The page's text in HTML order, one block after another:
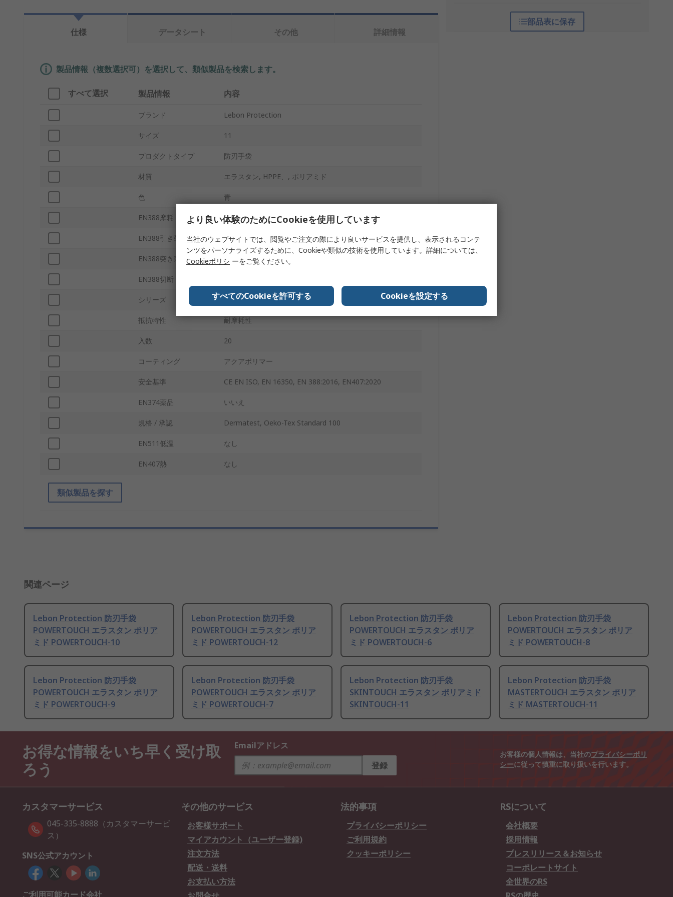
部品表に保存
仕様
データシート その他 詳細情報
製品情報（複数選択可）を選択して、類似製品を検索します。
すべて選択 製品情報 内容
ブランド Lebon Protection
サイズ 11
プロダクトタイプ 防刃手袋
材質 エラスタン, HPPE、, ポリアミド
色 青
EN388摩耗 あり
EN388引き裂き あり
EN388突き刺し あり
EN388切断
シリーズ POWERTOUCH
抵抗特性 耐摩耗性
入数 20
コーティング アクアポリマー
安全基準 CE EN ISO, EN 16350, EN 388:2016, EN407:2020
EN374薬品 いいえ
規格 / 承認 Dermatest, Oeko-Tex Standard 100
EN511低温 なし
EN407熱 なし
類似製品を探す
関連ページ
Lebon Protection 防刃手袋
POWERTOUCH エラスタン ポリア
ミド POWERTOUCH-10
Lebon Protection 防刃手袋
POWERTOUCH エラスタン ポリア
ミド POWERTOUCH-12
Lebon Protection 防刃手袋
POWERTOUCH エラスタン ポリア
ミド POWERTOUCH-6
Lebon Protection 防刃手袋
POWERTOUCH エラスタン ポリア
ミド POWERTOUCH-8
Lebon Protection 防刃手袋
POWERTOUCH エラスタン ポリア
ミド POWERTOUCH-9
Lebon Protection 防刃手袋
POWERTOUCH エラスタン ポリア
ミド POWERTOUCH-7
Lebon Protection 防刃手袋
SKINTOUCH エラスタン ポリアミド
SKINTOUCH-11
Lebon Protection 防刃手袋
MASTERTOUCH エラスタン ポリア
ミド MASTERTOUCH-11
お得な情報をいち早く受け取
ろう
Emailアドレス
登録
お客様の個人情報は、当社のプライバシーポリ
シーに従って慎重に取り扱いを行います。
カスタマーサービス
045-335-8888（カスタマーサービ
ス）
SNS公式アカウント
ご利用可能カード会社
その他のサービス
お客様サポート
マイアカウント（ユーザー登録)
注文方法
配送・送料
お支払い方法
法的事項
プライバシーポリシー
ご利用規約
クッキーポリシー
RSについて
会社概要
採用情報
プレスリリース＆お知らせ
コーポレートサイト
全世界のRS
より良い体験のためにCookieを使用しています
当社のウェブサイトでは、閲覧やご注文の際により良いサービスを提供し、表示されるコンテ
ンツをパーソナライズするために、Cookieや類似の技術を使用しています。詳細については、
Cookieポリシ ーをご覧ください。
すべてのCookieを許可する Cookieを設定する